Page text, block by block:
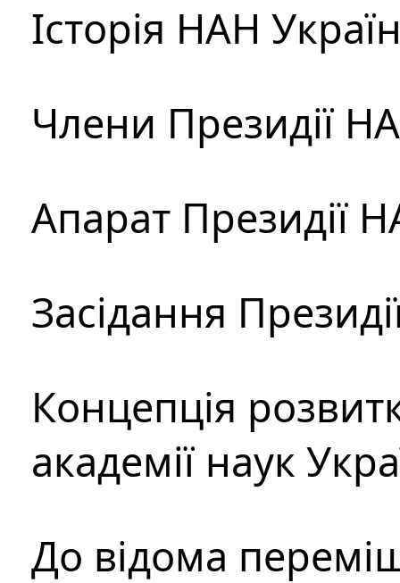
Історія НАН
Члени Президії
Апарат Президії
Засідання
Концепція
академії наук
До відома